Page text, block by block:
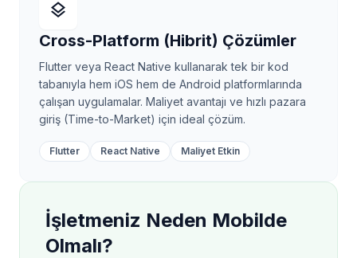
layers
Cross-Platform (Hibrit) Çözümler
Flutter veya React Native kullanarak tek bir kod
tabanıyla hem iOS hem de Android platformlarında
çalışan uygulamalar. Maliyet avantajı ve hızlı pazara
giriş (Time-to-Market) için ideal çözüm.
Flutter React Native Maliyet Etkin
İşletmeniz Neden Mobilde
Olmalı?